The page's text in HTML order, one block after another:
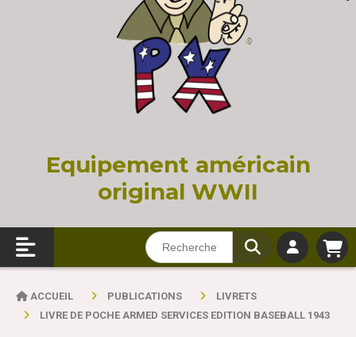
Equipement américain
original WWII
ACCUEIL PUBLICATIONS
LIVRETS
LIVRE DE POCHE ARMED SERVICES EDITION BASEBALL 1943